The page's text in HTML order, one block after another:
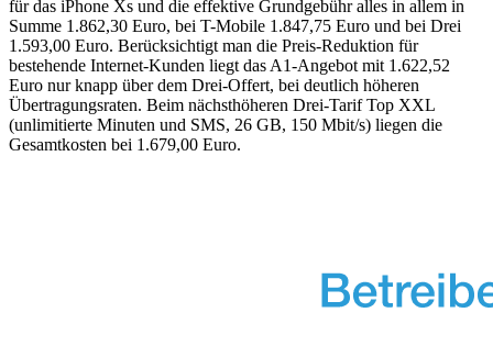
für das iPhone Xs und die effektive Grundgebühr alles in allem in
Summe 1.862,30 Euro, bei T-Mobile 1.847,75 Euro und bei Drei
1.593,00 Euro. Berücksichtigt man die Preis-Reduktion für
bestehende Internet-Kunden liegt das A1-Angebot mit 1.622,52
Euro nur knapp über dem Drei-Offert, bei deutlich höheren
Übertragungsraten. Beim nächsthöheren Drei-Tarif Top XXL
(unlimitierte Minuten und SMS, 26 GB, 150 Mbit/s) liegen die
Gesamtkosten bei 1.679,00 Euro.